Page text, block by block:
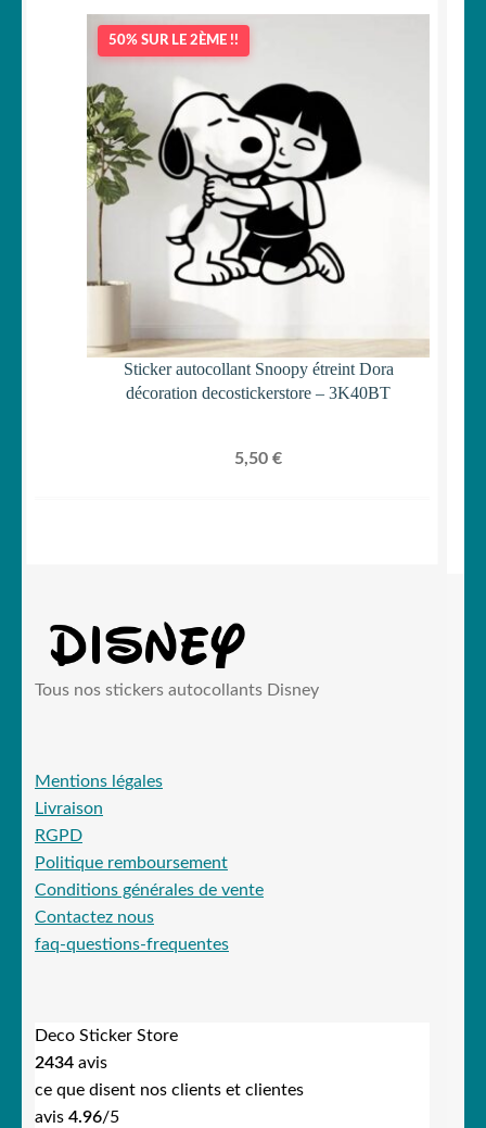
50% SUR LE 2ÈME !!
Sticker autocollant Snoopy étreint Dora
décoration decostickerstore – 3K40BT
5,50 €
Tous nos stickers autocollants Disney
Mentions légales
Livraison
RGPD
Politique remboursement
Conditions générales de vente
Contactez nous
faq-questions-frequentes
Deco Sticker Store
2434 avis
ce que disent nos clients et clientes
avis 4.96/5